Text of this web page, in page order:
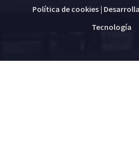
Política de cookies|
Tecnología